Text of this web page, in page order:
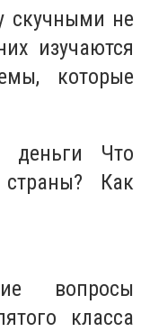
скучными не
изучаются
которые
деньги Что
Как
вопросы
класса